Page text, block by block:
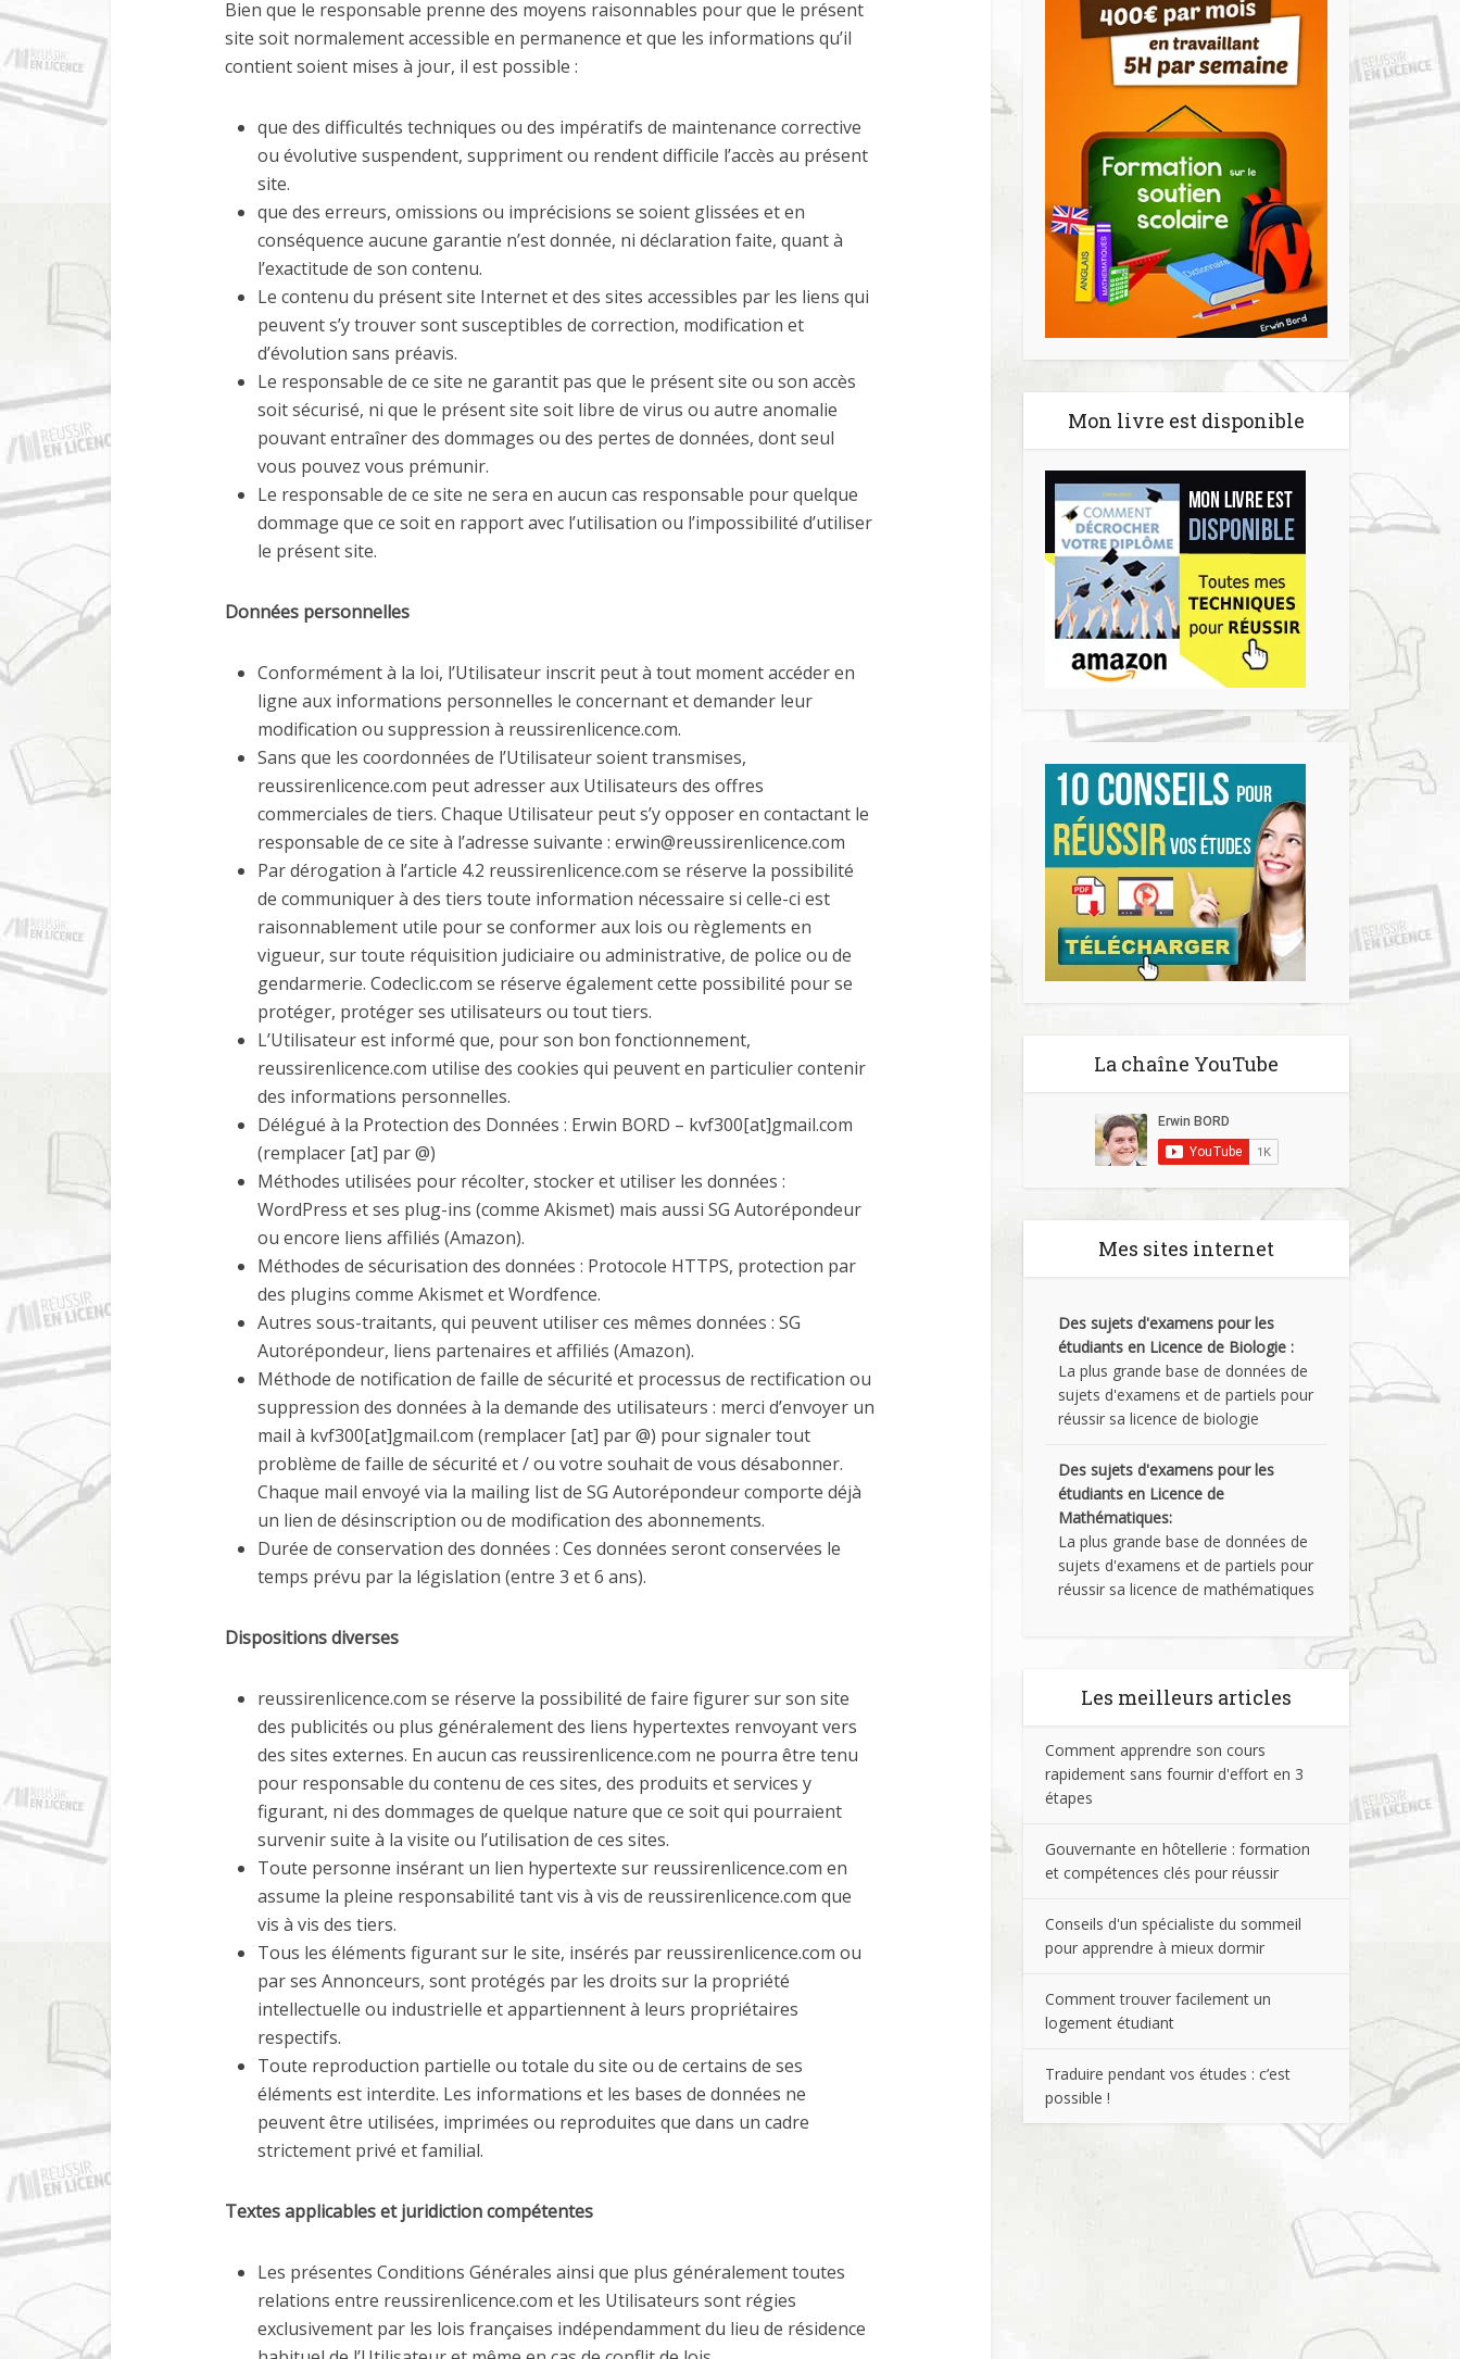
Bien que le responsable prenne des moyens raisonnables pour que le présent
site soit normalement accessible en permanence et que les informations qu’il
contient soient mises à jour, il est possible :
que des difficultés techniques ou des impératifs de maintenance corrective
ou évolutive suspendent, suppriment ou rendent difficile l’accès au présent
site.
que des erreurs, omissions ou imprécisions se soient glissées et en
conséquence aucune garantie n’est donnée, ni déclaration faite, quant à
l’exactitude de son contenu.
Le contenu du présent site Internet et des sites accessibles par les liens qui
peuvent s’y trouver sont susceptibles de correction, modification et
d’évolution sans préavis.
Le responsable de ce site ne garantit pas que le présent site ou son accès
soit sécurisé, ni que le présent site soit libre de virus ou autre anomalie
pouvant entraîner des dommages ou des pertes de données, dont seul
vous pouvez vous prémunir.
Le responsable de ce site ne sera en aucun cas responsable pour quelque
dommage que ce soit en rapport avec l’utilisation ou l’impossibilité d’utiliser
le présent site.
Données personnelles
Conformément à la loi, l’Utilisateur inscrit peut à tout moment accéder en
ligne aux informations personnelles le concernant et demander leur
modification ou suppression à reussirenlicence.com.
Sans que les coordonnées de l’Utilisateur soient transmises,
reussirenlicence.com peut adresser aux Utilisateurs des offres
commerciales de tiers. Chaque Utilisateur peut s’y opposer en contactant le
responsable de ce site à l’adresse suivante : erwin@reussirenlicence.com
Par dérogation à l’article 4.2 reussirenlicence.com se réserve la possibilité
de communiquer à des tiers toute information nécessaire si celle-ci est
raisonnablement utile pour se conformer aux lois ou règlements en
vigueur, sur toute réquisition judiciaire ou administrative, de police ou de
gendarmerie. Codeclic.com se réserve également cette possibilité pour se
protéger, protéger ses utilisateurs ou tout tiers.
L’Utilisateur est informé que, pour son bon fonctionnement,
reussirenlicence.com utilise des cookies qui peuvent en particulier contenir
des informations personnelles.
Délégué à la Protection des Données : Erwin BORD – kvf300[at]gmail.com
(remplacer [at] par @)
Méthodes utilisées pour récolter, stocker et utiliser les données :
WordPress et ses plug-ins (comme Akismet) mais aussi SG Autorépondeur
ou encore liens affiliés (Amazon).
Méthodes de sécurisation des données : Protocole HTTPS, protection par
des plugins comme Akismet et Wordfence.
Autres sous-traitants, qui peuvent utiliser ces mêmes données : SG
Autorépondeur, liens partenaires et affiliés (Amazon).
Méthode de notification de faille de sécurité et processus de rectification ou
suppression des données à la demande des utilisateurs : merci d’envoyer un
mail à kvf300[at]gmail.com (remplacer [at] par @) pour signaler tout
problème de faille de sécurité et / ou votre souhait de vous désabonner.
Chaque mail envoyé via la mailing list de SG Autorépondeur comporte déjà
un lien de désinscription ou de modification des abonnements.
Durée de conservation des données : Ces données seront conservées le
temps prévu par la législation (entre 3 et 6 ans).
Dispositions diverses
reussirenlicence.com se réserve la possibilité de faire figurer sur son site
des publicités ou plus généralement des liens hypertextes renvoyant vers
des sites externes. En aucun cas reussirenlicence.com ne pourra être tenu
pour responsable du contenu de ces sites, des produits et services y
figurant, ni des dommages de quelque nature que ce soit qui pourraient
survenir suite à la visite ou l’utilisation de ces sites.
Toute personne insérant un lien hypertexte sur reussirenlicence.com en
assume la pleine responsabilité tant vis à vis de reussirenlicence.com que
vis à vis des tiers.
Tous les éléments figurant sur le site, insérés par reussirenlicence.com ou
par ses Annonceurs, sont protégés par les droits sur la propriété
intellectuelle ou industrielle et appartiennent à leurs propriétaires
respectifs.
Toute reproduction partielle ou totale du site ou de certains de ses
éléments est interdite. Les informations et les bases de données ne
peuvent être utilisées, imprimées ou reproduites que dans un cadre
strictement privé et familial.
Textes applicables et juridiction compétentes
Les présentes Conditions Générales ainsi que plus généralement toutes
relations entre reussirenlicence.com et les Utilisateurs sont régies
exclusivement par les lois françaises indépendamment du lieu de résidence
Mon livre est disponible
La chaîne YouTube
Mes sites internet
Des sujets d'examens pour les
étudiants en Licence de Biologie :
La plus grande base de données de
sujets d'examens et de partiels pour
réussir sa licence de biologie
Des sujets d'examens pour les
étudiants en Licence de
Mathématiques:
La plus grande base de données de
sujets d'examens et de partiels pour
réussir sa licence de mathématiques
Les meilleurs articles
Comment apprendre son cours
rapidement sans fournir d'effort en 3
étapes
Gouvernante en hôtellerie : formation
et compétences clés pour réussir
Conseils d'un spécialiste du sommeil
pour apprendre à mieux dormir
Comment trouver facilement un
logement étudiant
Traduire pendant vos études : c’est
possible !
Commencer maintenant
En soumettant ce formulaire vous acceptez la politique de confidentialité du site.